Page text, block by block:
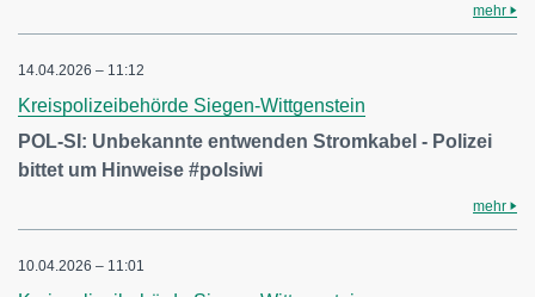
mehr
14.04.2026 – 11:12
Kreispolizeibehörde Siegen-Wittgenstein
POL-SI: Unbekannte entwenden Stromkabel - Polizei
bittet um Hinweise #polsiwi
mehr
10.04.2026 – 11:01